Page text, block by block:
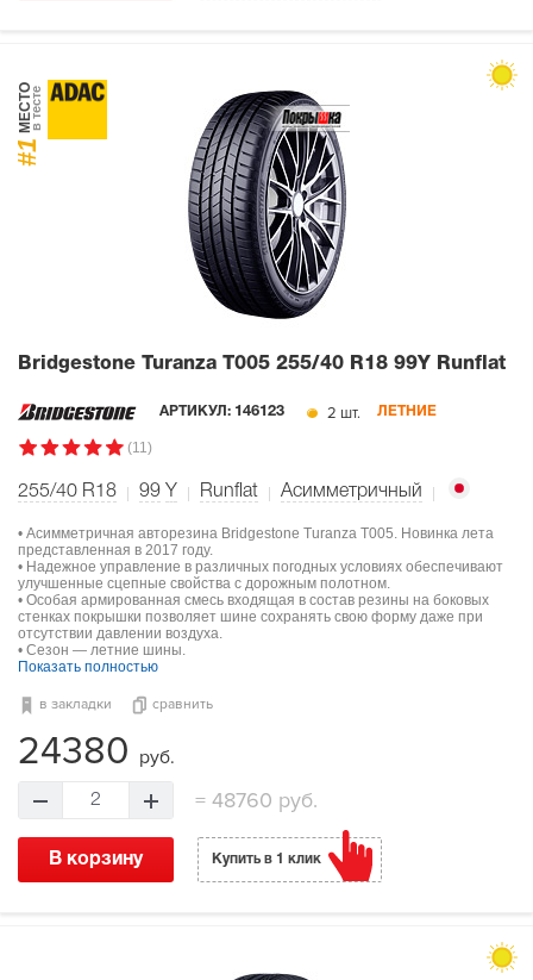
#1
МЕСТОв тесте
Bridgestone Turanza T005 255/40 R18 99Y Runflat
АРТИКУЛ: 146123 2 шт. ЛЕТНИЕ
(11)
255/40 R18 99 Y Runflat Асимметричный
• Асимметричная авторезина Bridgestone Turanza T005. Новинка лета
представленная в 2017 году.
• Надежное управление в различных погодных условиях обеспечивают
улучшенные сцепные свойства с дорожным полотном.
• Особая армированная смесь входящая в состав резины на боковых
стенках покрышки позволяет шине сохранять свою форму даже при
отсутствии давлении воздуха.
• Сезон — летние шины.
Показать полностью
в закладки сравнить
24380 руб.
2 = 48760 руб.
В корзину Купить в 1 клик